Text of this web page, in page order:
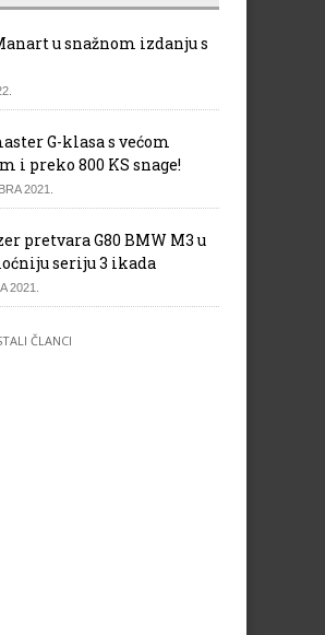
za VN Monaka
u snažnom izdanju s
G-klasa s većom
i preko 800 KS snage!
2021.
pretvara G80 BMW M3 u
seriju 3 ikada
2021.
ČLANCI